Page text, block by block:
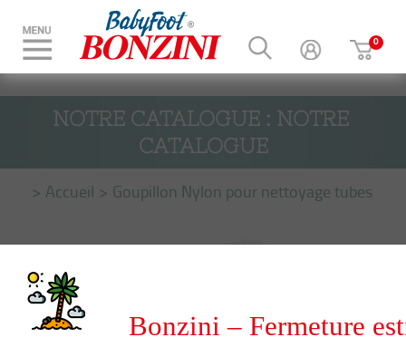
NOTRE CATALOGUE : NOTRE
CATALOGUE
Accueil Goupillon Nylon pour nettoyage tubes
Bonzini – Fermeture